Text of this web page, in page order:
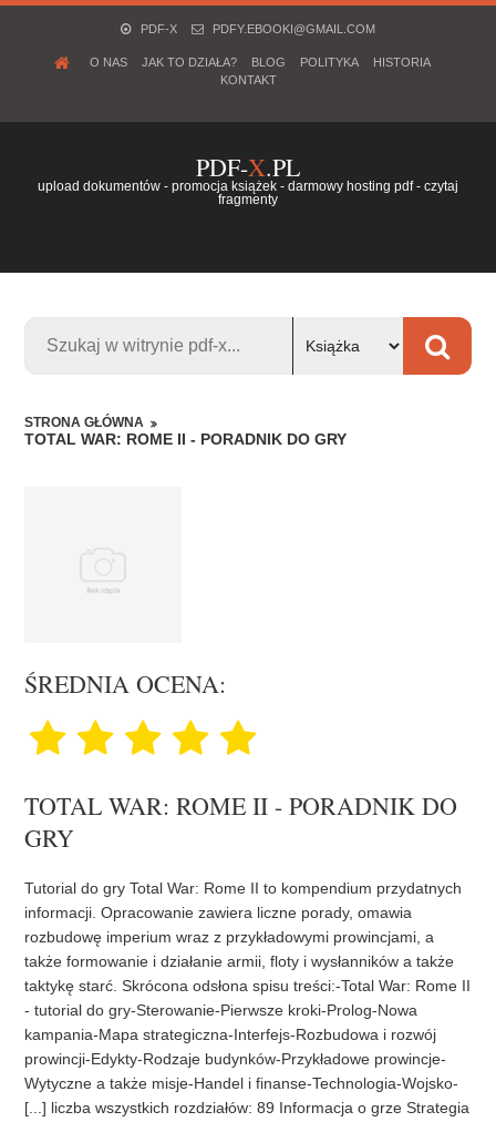
PDF-X PDFY.EBOOKI@GMAIL.COM
O NAS JAK TO DZIAŁA? BLOG POLITYKA
HISTORIA
KONTAKT
PDF-X.PL
upload dokumentów - promocja książek - darmowy hosting pdf - czytaj
fragmenty
STRONA GŁÓWNA
TOTAL WAR: ROME II - PORADNIK DO GRY
ŚREDNIA OCENA:
TOTAL WAR: ROME II - PORADNIK DO
GRY
Tutorial do gry Total War: Rome II to kompendium przydatnych
informacji. Opracowanie zawiera liczne porady, omawia
rozbudowę imperium wraz z przykładowymi prowincjami, a
także formowanie i działanie armii, floty i wysłanników a także
taktykę starć. Skrócona odsłona spisu treści:-Total War: Rome II
- tutorial do gry-Sterowanie-Pierwsze kroki-Prolog-Nowa
kampania-Mapa strategiczna-Interfejs-Rozbudowa i rozwój
prowincji-Edykty-Rodzaje budynków-Przykładowe prowincje-
Wytyczne a także misje-Handel i finanse-Technologia-Wojsko-
[...] liczba wszystkich rozdziałów: 89 Informacja o grze Strategia